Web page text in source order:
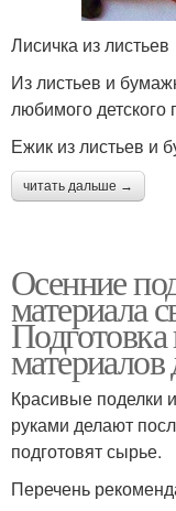
Лисичка из листьев
Из листьев и
любимого
Ежик из листьев и
читать дальше →
Осенние
материала
Красивые поделки
руками делают
подготовят сырье.
Перечень